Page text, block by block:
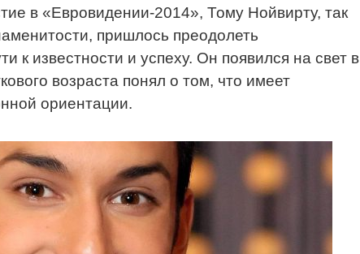
в «Евровидении-2014», Тому Нойвирту, так
пришлось преодолеть
к известности и успеху. Он появился на свет в
возраста понял о том, что имеет
ориентации.